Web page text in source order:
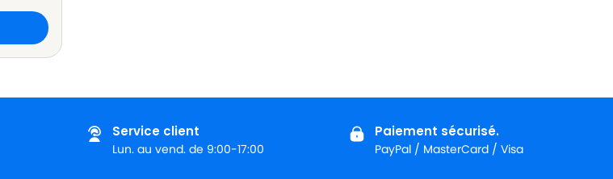
Service client
Lun. au vend. de 9:00-17:00
Paiement sécurisé.
PayPal / MasterCard / Visa